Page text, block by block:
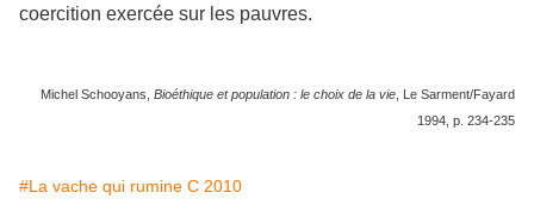
coercition exercée sur les pauvres.
Michel Schooyans, Bioéthique et population : le choix de la vie , Le Sarment/Fayard
1994, p. 234-235
#La vache qui rumine C 2010